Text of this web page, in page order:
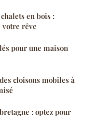
en bois :
votre rêve
pour une maison
cloisons mobiles à
: optez pour